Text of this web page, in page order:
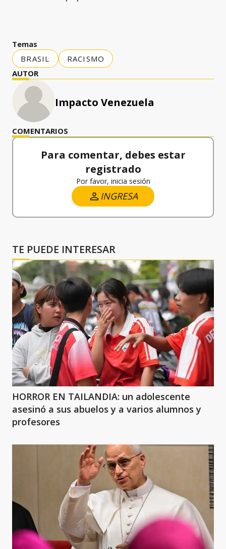
Temas
BRASIL
RACISMO
AUTOR
Impacto Venezuela
COMENTARIOS
Para comentar, debes estar
registrado
Por favor, inicia sesión
INGRESA
TE PUEDE INTERESAR
HORROR EN TAILANDIA: un adolescente
asesinó a sus abuelos y a varios alumnos y
profesores